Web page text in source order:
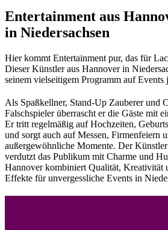
Entertainment aus
in Niedersachsen
Hier kommt Entertainment pur, das für
Dieser Künstler aus Hannover in
seinem vielseitigem Programm auf Events
Als Spaßkellner, Stand-Up Zauberer und
Falschspieler überrascht er die Gäste mit
Er tritt regelmäßig auf Hochzeiten,
und sorgt auch auf Messen, Firmenfeiern
außergewöhnliche Momente. Der
verdutzt das Publikum mit Charme und
Hannover kombiniert Qualität, Kreativität
Effekte für unvergessliche Events in